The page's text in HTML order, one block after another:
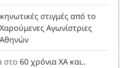
στιγμές από το
Αγωνίστριες
Αθηνών
στο 60 χρόνια ΧΑ και..